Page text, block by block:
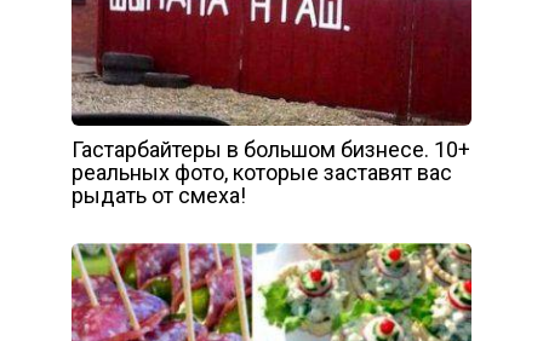
Гастарбайтеры в большом бизнесе. 10+
реальных фото, которые заставят вас
рыдать от смеха!